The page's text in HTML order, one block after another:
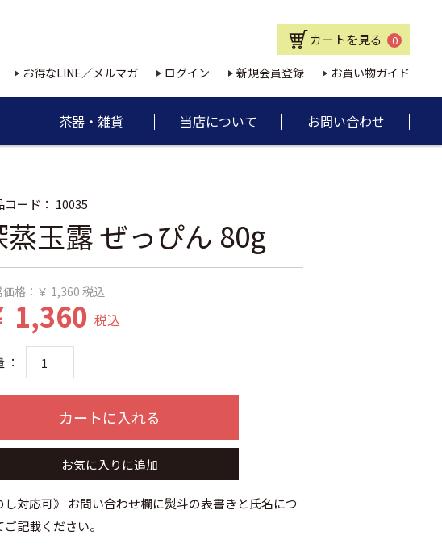
カートを見る 0
お得なLINE／メルマガ ログイン 新規会員登録 お買い物ガイド
茶器・雑貨 当店について お問い合わせ
コード： 10035
蒸玉露 ぜっぴん 80g
格： ￥ 1,360 税込
1,360 税込
：
カートに入れる
お気に入りに追加
し対応可》 お問い合わせ欄に熨斗の表書きと氏名につ
ご記載ください。